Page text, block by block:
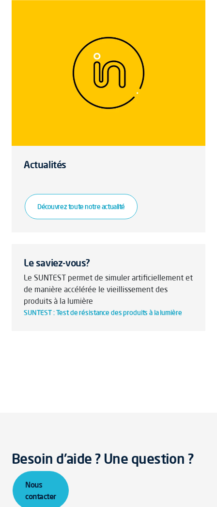
Actualités
Découvrez toute notre actualité
Le saviez-vous?
Le SUNTEST permet de simuler artificiellement et
de manière accélérée le vieillissement des
produits à la lumière
SUNTEST : Test de résistance des produits à la lumière
Besoin d'aide ? Une question ?
Nous
contacter